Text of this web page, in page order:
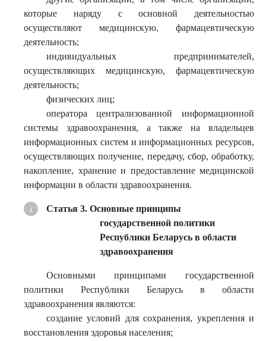
которые наряду с основной деятельностью
осуществляют медицинскую, фармацевтическую
деятельность;
индивидуальных предпринимателей,
осуществляющих медицинскую, фармацевтическую
деятельность;
физических лиц;
оператора централизованной информационной
системы здравоохранения, а также на владельцев
информационных систем и информационных ресурсов,
осуществляющих получение, передачу, сбор, обработку,
накопление, хранение и предоставление медицинской
информации в области здравоохранения.
Статья 3. Основные принципы
государственной политики
Республики Беларусь в области
здравоохранения
Основными принципами государственной
политики Республики Беларусь в области
здравоохранения являются:
создание условий для сохранения, укрепления и
восстановления здоровья населения;